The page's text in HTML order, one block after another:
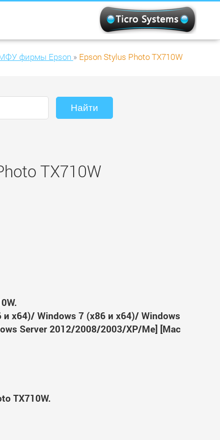
фирмы Epson » Epson Stylus Photo TX710W
TX710W
x64)/ Windows 7 (x86 и x64)/ Windows
Server 2012/2008/2003/XP/Me] [Mac
TX710W.